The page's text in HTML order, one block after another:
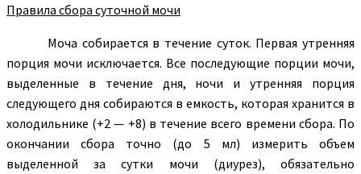
Правила сбора суточной мочи
Моча собирается в течение суток. Первая утренняя
порция мочи исключается. Все последующие порции мочи,
выделенные в течение дня, ночи и утренняя порция
следующего дня собираются в емкость, которая хранится в
холодильнике (+2 — +8) в течение всего времени сбора. По
окончании сбора точно (до 5 мл) измерить объем
выделенной за сутки мочи (диурез), обязательно